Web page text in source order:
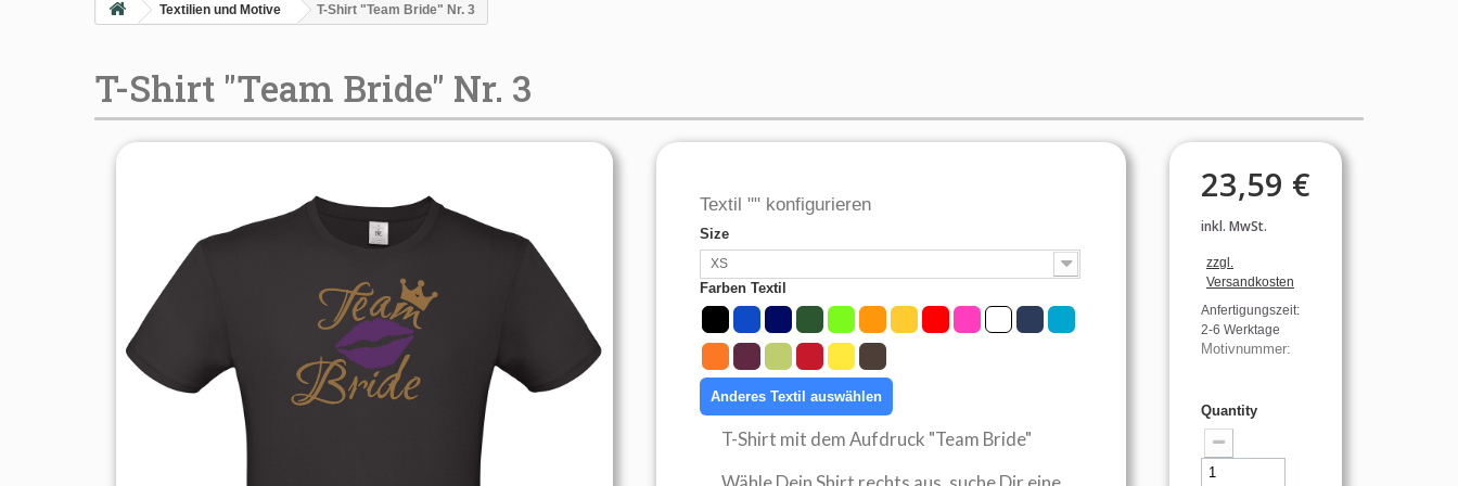
Textilien und Motive T-Shirt "Team Bride" Nr. 3
T-Shirt "Team Bride" Nr. 3
Textil "" konfigurieren
Size
XS
Farben Textil
Anderes Textil auswählen
T-Shirt mit dem Aufdruck "Team Bride"
23,59 €
inkl. MwSt.
zzgl.
Versandkosten
Anfertigungszeit:
2-6 Werktage
Motivnummer:
Quantity